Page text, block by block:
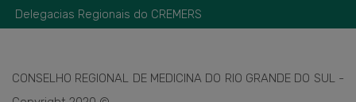
Delegacias Regionais do CREMERS
CONSELHO REGIONAL DE MEDICINA DO RIO GRANDE DO SUL -